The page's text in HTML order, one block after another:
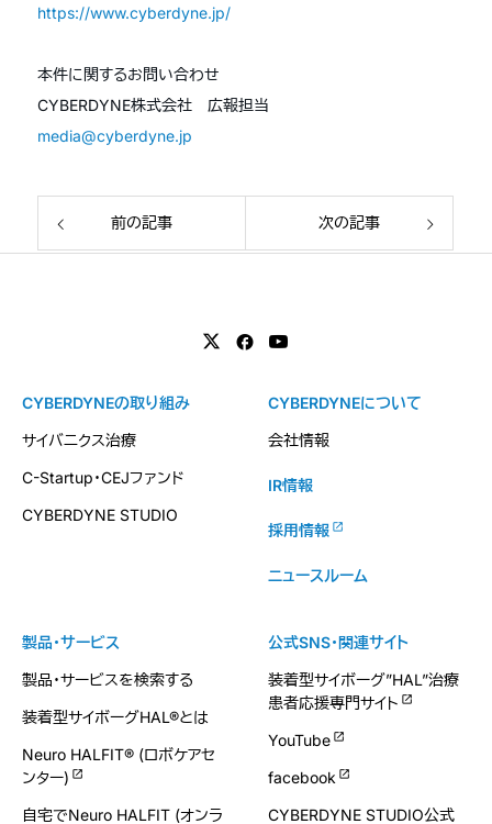
https://www.cyberdyne.jp/
本件に関するお問い合わせ
CYBERDYNE株式会社 広報担当
media@cyberdyne.jp
前の記事 次の記事
製品・サービス
製品・サービスを検索する
装着型サイボーグHAL®とは
Neuro HALFIT® (ロボケアセ
ンター)
自宅でNeuro HALFIT (オンラ
CYBERDYNEの取り組み
サイバニクス治療
C-Startup・CEJファンド
CYBERDYNE STUDIO
CYBERDYNEについて
会社情報
IR情報
採用情報
ニュースルーム
公式SNS・関連サイト
装着型サイボーグ”HAL”治療
患者応援専門サイト
YouTube
facebook
CYBERDYNE STUDIO公式